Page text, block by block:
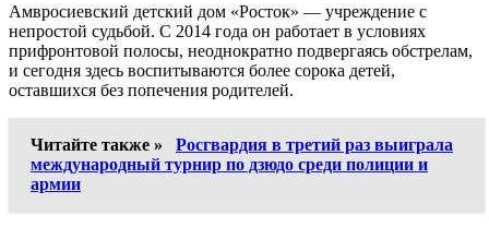
Амвросиевский детский дом «Росток» — учреждение с
непростой судьбой. С 2014 года он работает в условиях
прифронтовой полосы, неоднократно подвергаясь обстрелам,
и сегодня здесь воспитываются более сорока детей,
оставшихся без попечения родителей.
Читайте также »
Росгвардия в третий раз выиграла
международный турнир по дзюдо среди полиции и
армии